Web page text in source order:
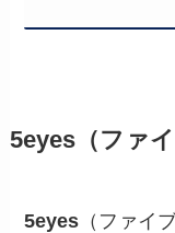
5eyes（ファ
5eyes （ファイ